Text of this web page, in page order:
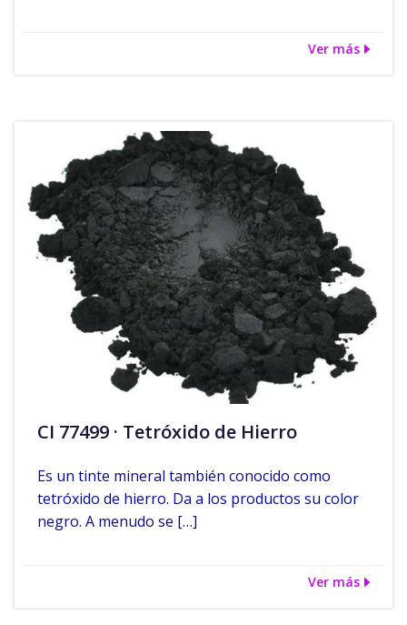
Ver más
CI 77499 · Tetróxido de Hierro
Es un tinte mineral también conocido como
tetróxido de hierro. Da a los productos su color
negro. A menudo se […]
Ver más